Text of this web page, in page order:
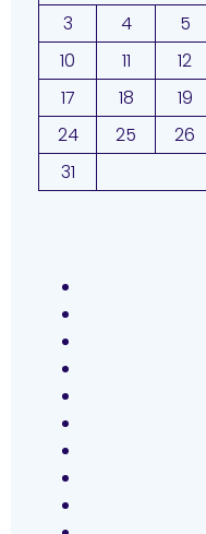
3
4 5
10
11 12
17
18 19
24
25 26
31